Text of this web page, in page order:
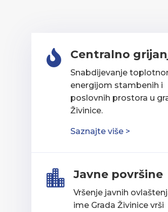
 Centralno
Snabdijevanje
energijom stambenih i
poslovnih prostora u
Živinice.
Saznajte više >
 Javne površine
Vršenje javnih
ime Grada Živinice vrši